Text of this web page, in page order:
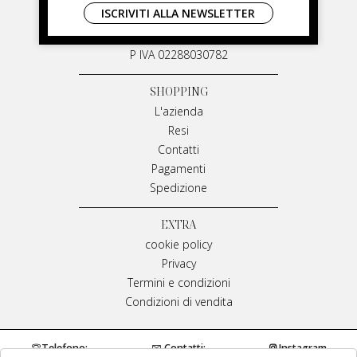
Via G. Matteotti, 91
87055 San Giovanni in Fiore Italia
P IVA 02288030782
SHOPPING
L'azienda
Resi
Contatti
Pagamenti
Spedizione
EXTRA
cookie policy
Privacy
Termini e condizioni
Condizioni di vendita
Telefono:
Contatti:
Instagram
ISCRIVITI ALLA NEWSLETTER